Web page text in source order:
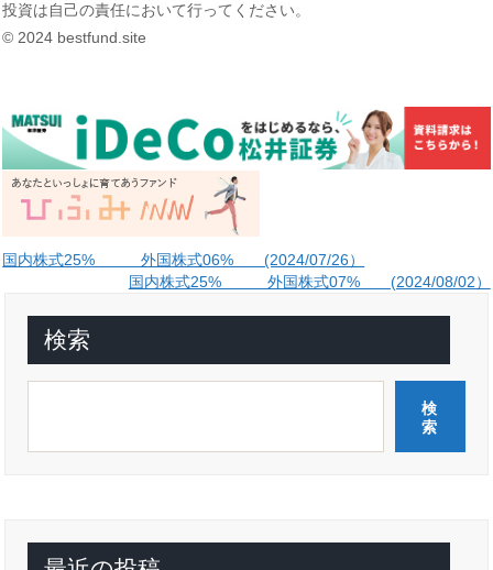
投資は自己の責任において行ってください。
© 2024 bestfund.site
投
ビ
シ
国内株式25% 外国株式06% (2024/07/26）
国内株式25% 外国株式07% (2024/08/02）
検索
検
索